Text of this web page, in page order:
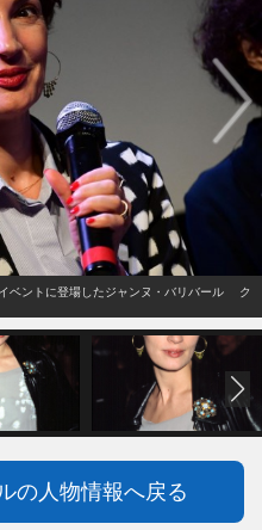
ベントに登場したジャンヌ・バリバール ク
の人物情報へ戻る